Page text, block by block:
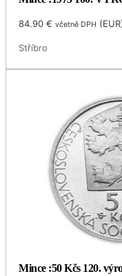
84.90€ včetně DPH (EUR
Stříbro
Mince :50 Kčs 120.